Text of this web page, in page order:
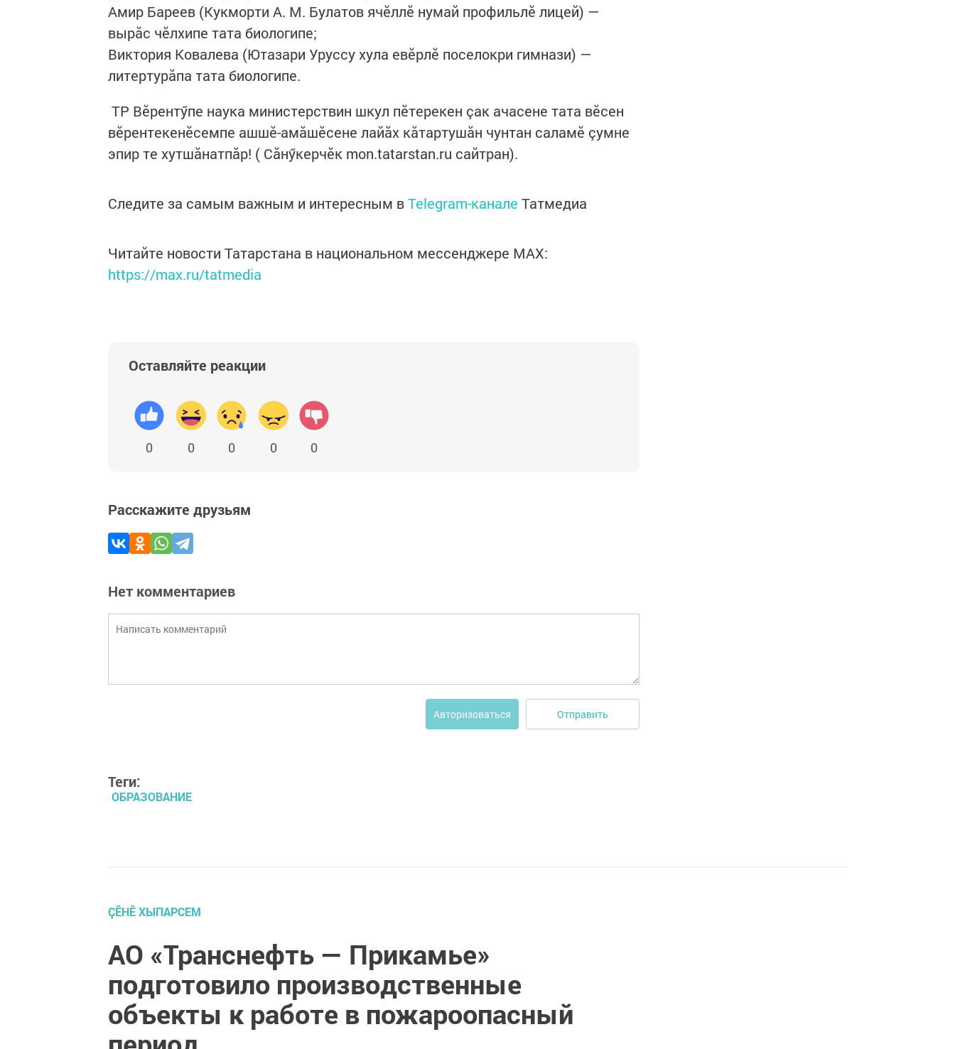
Амир Бареев (Кукморти А. М. Булатов ячӗллӗ нумай профильлӗ лицей) —
вырăс чӗлхипе тата биологипе;
Виктория Ковалева (Ютазари Уруссу хула евӗрлӗ поселокри гимнази) —
литертурăпа тата биологипе.
ТР Вӗрентӳпе наука министерствин шкул пӗтерекен çак ачасене тата вӗсен
вӗрентекенӗсемпе ашшӗ-амăшӗсене лайăх кăтартушăн чунтан саламӗ çумне
эпир те хутшăнатпăр! ( Сăнӳкерчӗк mon.tatarstan.ru сайтран).
Следите за самым важным и интересным вTelegram-канале Татмедиа
Читайте новости Татарстана в национальном мессенджере MАХ:
https://max.ru/tatmedia
Оставляйте реакции
0 0 0 0 0
Расскажите друзьям
Нет комментариев
Авторизоваться Отправить
Теги:
ОБРАЗОВАНИЕ
ÇӖНӖ ХЫПАРСЕМ
АО «Транснефть — Прикамье»
подготовило производственные
объекты к работе в пожароопасный